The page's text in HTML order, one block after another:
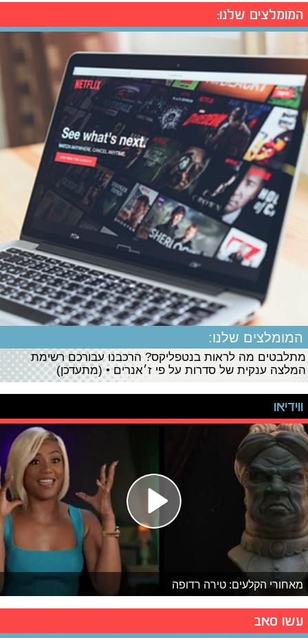
המומלצים שלנו:
המומלצים שלנו:
מתלבטים מה לראות בנטפליקס? הרכבנו עבורכם רשימת
המלצה ענקית של סדרות על פי ז׳אנרים • (מתעדכן)
ווידיאו
מאחורי הקלעים: טירה רדופה
עשו סאב